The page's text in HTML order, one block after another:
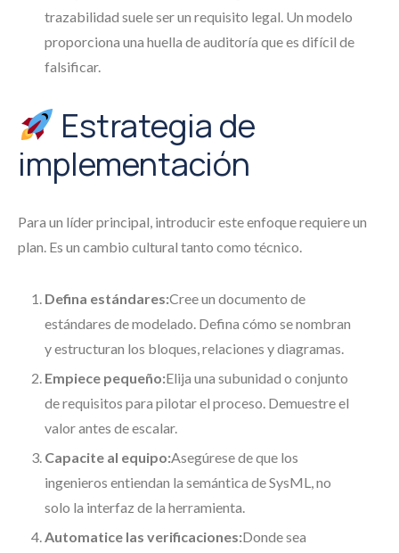
trazabilidad suele ser un requisito legal. Un modelo
proporciona una huella de auditoría que es difícil de
falsificar.
Estrategia de
implementación
Para un líder principal, introducir este enfoque requiere un
plan. Es un cambio cultural tanto como técnico.
Defina estándares:Cree un documento de
estándares de modelado. Defina cómo se nombran
y estructuran los bloques, relaciones y diagramas.
Empiece pequeño:Elija una subunidad o conjunto
de requisitos para pilotar el proceso. Demuestre el
valor antes de escalar.
Capacite al equipo:Asegúrese de que los
ingenieros entiendan la semántica de SysML, no
solo la interfaz de la herramienta.
Automatice las verificaciones:Donde sea